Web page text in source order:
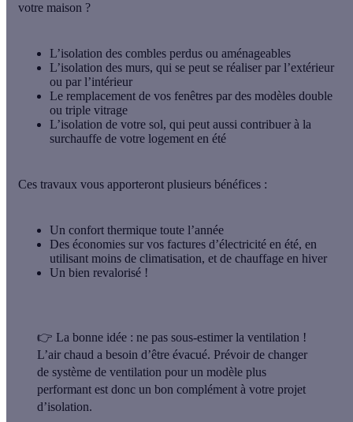
votre maison ?
L’isolation des combles perdus ou aménageables
L’isolation des murs, qui se peut se réaliser par l’extérieur
ou par l’intérieur
Le remplacement de vos fenêtres par des modèles double
ou triple vitrage
L’isolation de votre sol, qui peut aussi contribuer à la
surchauffe de votre logement en été
Ces travaux vous apporteront plusieurs bénéfices :
Un confort thermique toute l’année
Des économies sur vos factures d’électricité en été, en
utilisant moins de climatisation, et de chauffage en hiver
Un bien revalorisé !
👉 La bonne idée : ne pas sous-estimer la ventilation !
L’air chaud a besoin d’être évacué. Prévoir de changer
de système de ventilation pour un modèle plus
performant est donc un bon complément à votre projet
d’isolation.